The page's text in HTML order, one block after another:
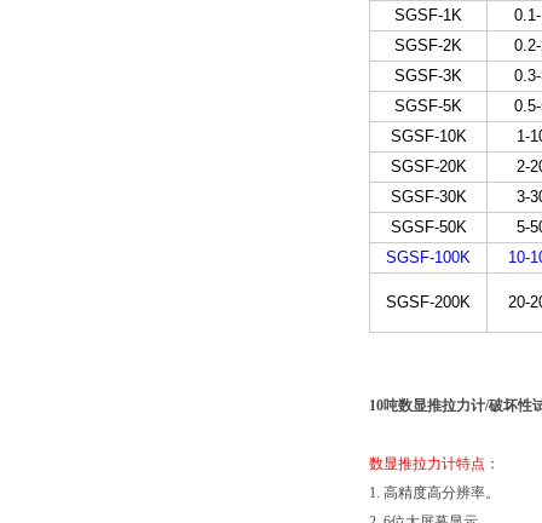
SGSF-1K
SGSF-2K
SGSF-3K
SGSF-5K
SGSF-10K
1-
SGSF-20K
2-
SGSF-30K
3-
SGSF-50K
5-
SGSF-100K
10-
SGSF-200K 20-
10吨数显推拉力计/破坏性
数显推拉力计特点 ：
1. 高精度高分辨率。